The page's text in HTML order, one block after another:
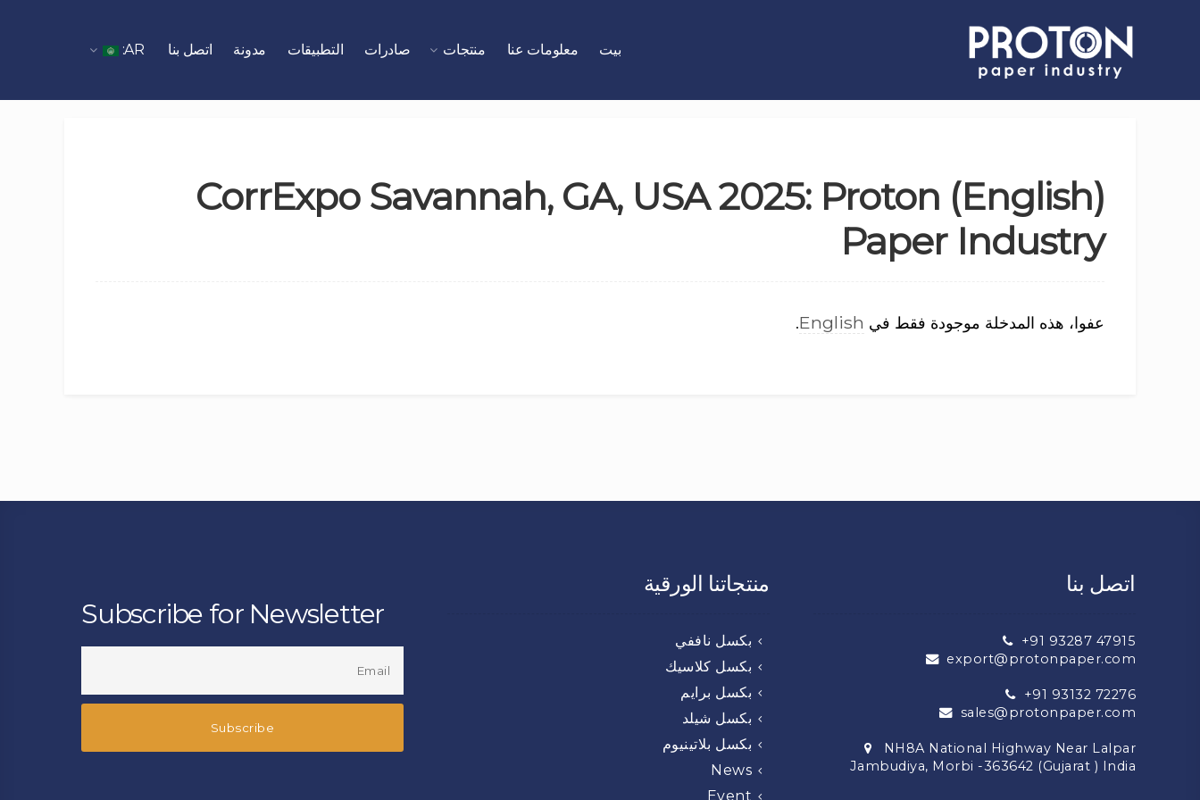
بيت معلومات عنا منتجات صادرات التطبيقات مدونة اتصل بنا AR:
(English) CorrExpo Savannah, GA, USA 2025: Proton
Paper Industry
عفوا، هذه المدخلة موجودة فقط في English
.
Subscribe for Newsletter
منتجاتنا الورقية
بكسل ناففي
بكسل كلاسيك
بكسل برايم
بكسل شيلد
بكسل بلاتينيوم
News
Event
اتصل بنا
+91 93287 47915
export@protonpaper.com
+91 93132 72276
sales@protonpaper.com
NH8A National Highway Near Lalpar
Jambudiya, Morbi -363642 (Gujarat ) India